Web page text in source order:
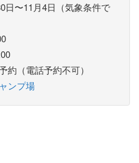
日〜11月4日（気象条件で
約（電話予約不可）
ンプ場